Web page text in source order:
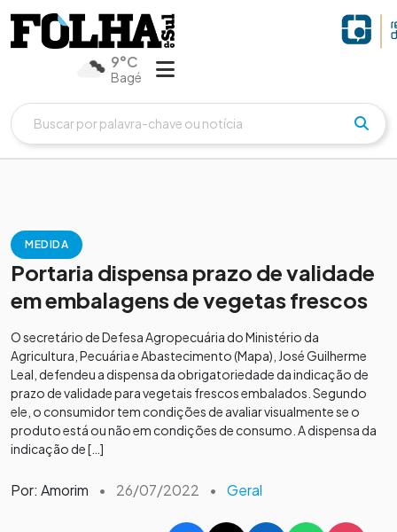
9°C
Bagé
MEDIDA
Portaria dispensa prazo de validade
em embalagens de vegetas frescos
O secretário de Defesa Agropecuária do Ministério da
Agricultura, Pecuária e Abastecimento (Mapa), José Guilherme
Leal, defendeu a dispensa da obrigatoriedade da indicação de
prazo de validade para vegetais frescos embalados. Segundo
ele, o consumidor tem condições de avaliar visualmente se o
produto está ou não em condições de consumo. A dispensa da
indicação de […]
Por: Amorim • 26/07/2022 • Geral